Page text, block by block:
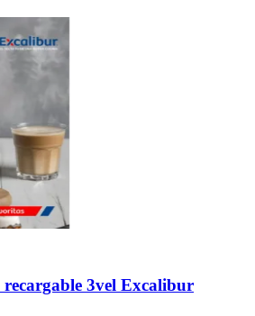
recargable 3vel Excalibur